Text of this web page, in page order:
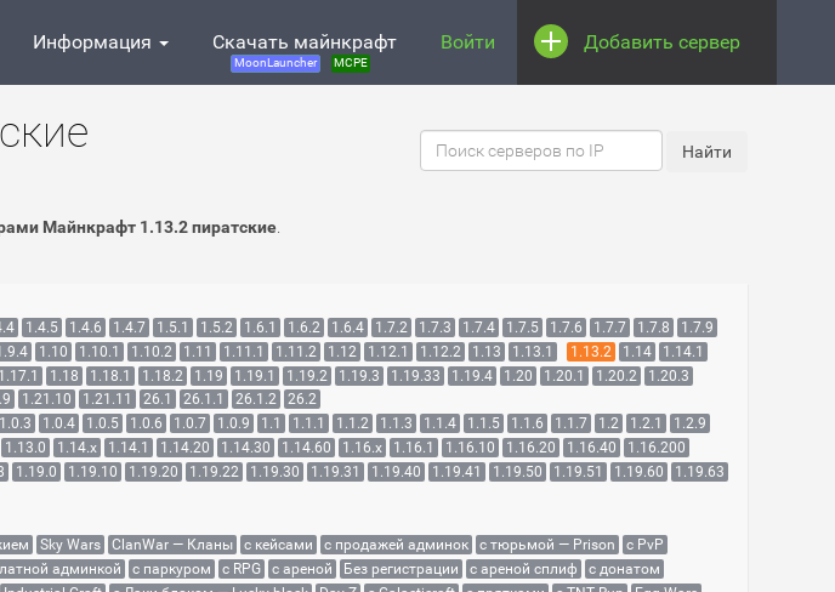
Информация Скачать майнкрафт
MoonLauncher MCPE
Войти Добавить сервер
Майнкрафт 1.13.2 пиратские
1.4.5 1.4.6 1.4.7 1.5.1 1.5.2 1.6.1 1.6.2 1.6.4 1.7.2 1.7.3 1.7.4 1.7.5 1.7.6 1.7.7 1.7.8
1.7.9
1.10 1.10.1 1.10.2 1.11 1.11.1 1.11.2 1.12 1.12.1 1.12.2 1.13 1.13.1 1.13.2 1.14
1.14.1
1.17.1 1.18 1.18.1 1.18.2 1.19 1.19.1 1.19.2 1.19.3 1.19.33 1.19.4 1.20 1.20.1 1.20.2
1.20.3
1.21.10 1.21.11 26.1 26.1.1 26.1.2 26.2
1.0.3 1.0.4 1.0.5 1.0.6 1.0.7 1.0.9 1.1 1.1.1 1.1.2 1.1.3 1.1.4 1.1.5 1.1.6 1.1.7 1.2 1.2.1
1.2.9
1.13.0 1.14.x 1.14.1 1.14.20 1.14.30 1.14.60 1.16.x 1.16.1 1.16.10 1.16.20 1.16.40
1.16.200
1.19.0 1.19.10 1.19.20 1.19.22 1.19.30 1.19.31 1.19.40 1.19.41 1.19.50 1.19.51 1.19.60
1.19.63
Sky Wars ClanWar — Кланы с кейсами с продажей админок с тюрьмой — Prison
с PvP
админкой с паркуром с RPG с ареной Без регистрации с ареной сплиф
с донатом